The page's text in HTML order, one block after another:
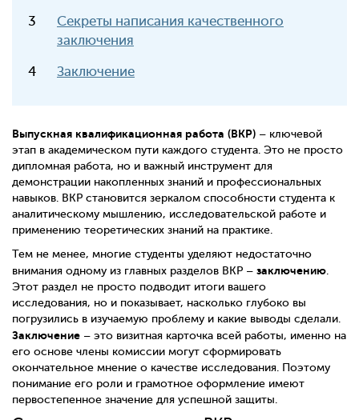
Секреты написания качественного
заключения
Заключение
Выпускная квалификационная работа (ВКР) – ключевой
этап в академическом пути каждого студента. Это не просто
дипломная работа, но и важный инструмент для
демонстрации накопленных знаний и профессиональных
навыков. ВКР становится зеркалом способности студента к
аналитическому мышлению, исследовательской работе и
применению теоретических знаний на практике.
Тем не менее, многие студенты уделяют недостаточно
внимания одному из главных разделов ВКР – заключению.
Этот раздел не просто подводит итоги вашего
исследования, но и показывает, насколько глубоко вы
погрузились в изучаемую проблему и какие выводы сделали.
Заключение – это визитная карточка всей работы, именно на
его основе члены комиссии могут сформировать
окончательное мнение о качестве исследования. Поэтому
понимание его роли и грамотное оформление имеют
первостепенное значение для успешной защиты.